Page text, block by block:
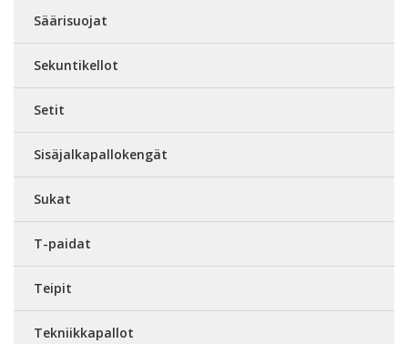
Säärisuojat
Sekuntikellot
Setit
Sisäjalkapallokengät
Sukat
T-paidat
Teipit
Tekniikkapallot